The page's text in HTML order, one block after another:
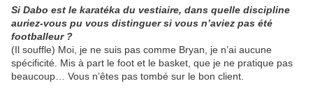
Si Dabo est le karatéka du vestiaire, dans quelle discipline
auriez-vous pu vous distinguer si vous n’aviez pas été
footballeur ?
(Il souffle) Moi, je ne suis pas comme Bryan, je n’ai aucune
spécificité. Mis à part le foot et le basket, que je ne pratique pas
beaucoup… Vous n’êtes pas tombé sur le bon client.